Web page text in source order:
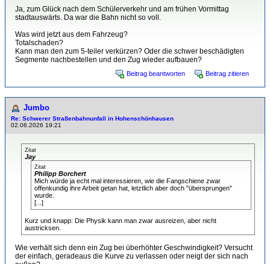
Ja, zum Glück nach dem Schülerverkehr und am frühen Vormittag
stadtauswärts. Da war die Bahn nicht so voll.
Was wird jetzt aus dem Fahrzeug?
Totalschaden?
Kann man den zum 5-teiler verkürzen? Oder die schwer beschädigten
Segmente nachbestellen und den Zug wieder aufbauen?
Beitrag beantworten Beitrag zitieren
Jumbo
Re: Schwerer Straßenbahnunfall in Hohenschönhausen
02.06.2026 19:21
Zitat
Jay
Zitat
Philipp Borchert
Mich würde ja echt mal interessieren, wie die Fangschiene zwar
offenkundig ihre Arbeit getan hat, letztlich aber doch "übersprungen"
wurde.
[...]
Kurz und knapp: Die Physik kann man zwar ausreizen, aber nicht
austricksen.
Wie verhält sich denn ein Zug bei überhöhter Geschwindigkeit? Versucht
der einfach, geradeaus die Kurve zu verlassen oder neigt der sich nach